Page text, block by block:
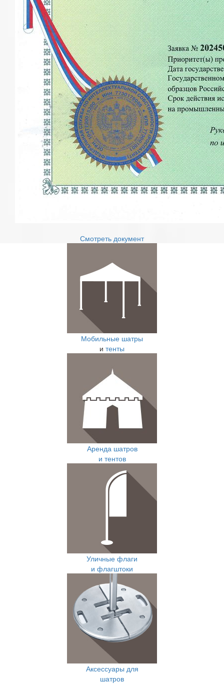
Смотреть документ
Мобильные шатры
и тенты
Аренда шатров
и тентов
Уличные флаги
и флагштоки
Аксессуары для
шатров